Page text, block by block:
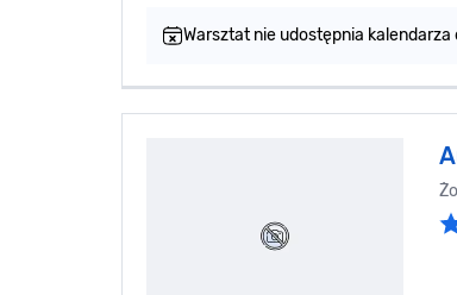
Warsztat nie udostępnia kalendarza